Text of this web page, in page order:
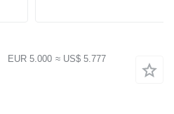
EUR 5.000 ≈ US$ 5.777